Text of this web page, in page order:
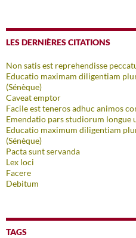
LES DERNIÈRES CITATIONS
Non satis est reprehendisse
Educatio maximam diligentiam
(Sénèque)
Caveat emptor
Facile est teneros adhuc animos
Emendatio pars studiorum
Educatio maximum diligentiam
(Sénèque)
Pacta sunt servanda
Lex loci
Facere
Debitum
TAGS